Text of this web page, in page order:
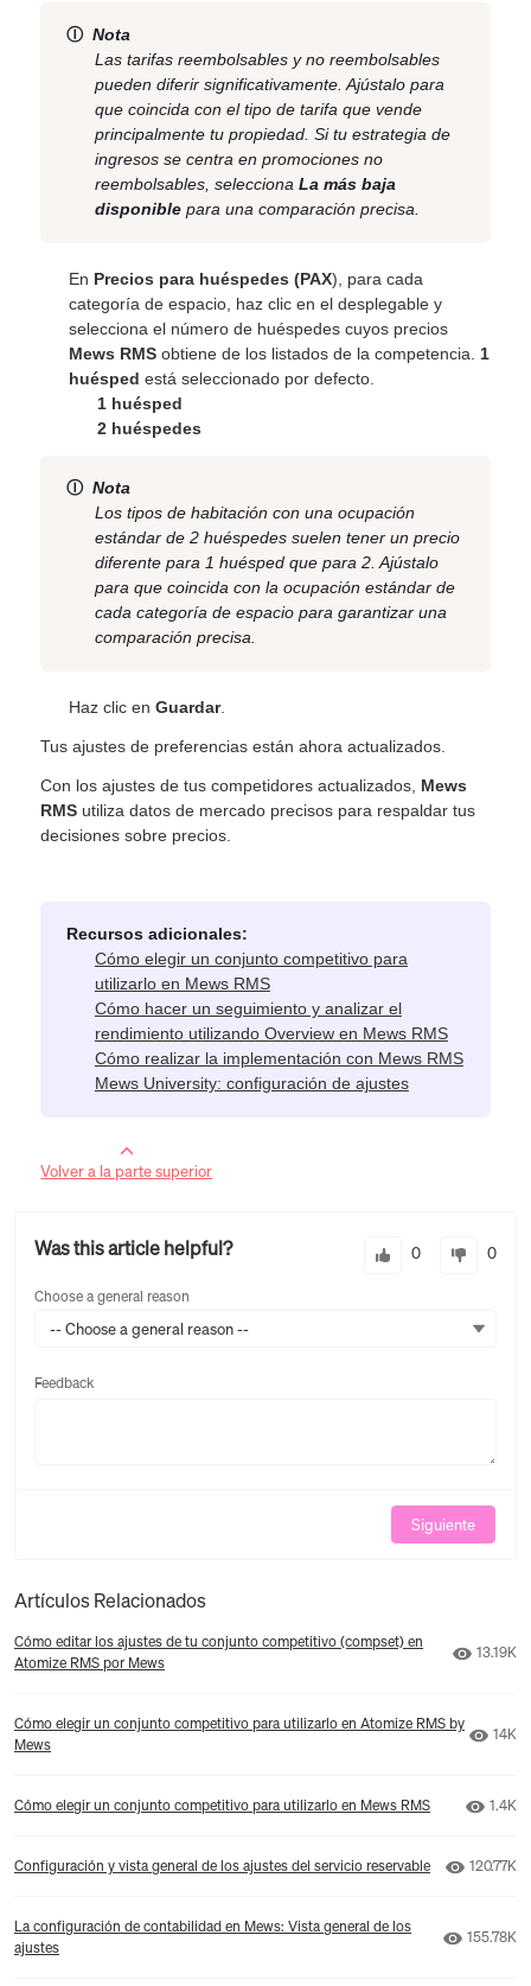
Ⓘ Nota
Las tarifas reembolsables y no reembolsables
pueden diferir significativamente. Ajústalo para
que coincida con el tipo de tarifa que vende
principalmente tu propiedad. Si tu estrategia de
ingresos se centra en promociones no
reembolsables, selecciona La más baja
disponiblepara una comparación precisa.
En Precios para huéspedes (PAX), para cada
categoría de espacio, haz clic en el desplegable y
selecciona el número de huéspedes cuyos precios
Mews RMS obtiene de los listados de la competencia. 1
huésped está seleccionado por defecto.
1 huésped
2 huéspedes
Ⓘ Nota
Los tipos de habitación con una ocupación
estándar de 2 huéspedes suelen tener un precio
diferente para 1 huésped que para 2. Ajústalo
para que coincida con la ocupación estándar de
cada categoría de espacio para garantizar una
comparación precisa.
Haz clic enGuardar.
Tus ajustes de preferencias están ahora actualizados.
Con los ajustes de tus competidores actualizados, Mews
RMS utiliza datos de mercado precisos para respaldar tus
decisiones sobre precios.
Recursos adicionales:
Cómo elegir un conjunto competitivo para
utilizarlo en Mews RMS
Cómo hacer un seguimiento y analizar el
rendimiento utilizando Overview en Mews RMS
Cómo realizar la implementación con Mews RMS
Mews University: configuración de ajustes
Volver a la parte superior
Was this article helpful? 0 0
Choose a general reason
-- Choose a general reason --
Feedback
Siguiente
Artículos Relacionados
Cómo editar los ajustes de tu conjunto competitivo (compset) en
Atomize RMS por Mews
Número
13.19K
Cómo elegir un conjunto competitivo para utilizarlo en Atomize RMS by
Mews
14K
Cómo elegir un conjunto competitivo para utilizarlo en Mews RMS 1.4K
Configuración y vista general de los ajustes del servicio reservable Número
120.77K
La configuración de contabilidad en Mews: Vista general de los
ajustes
Número
155.78K